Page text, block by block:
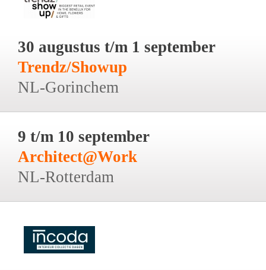
30 augustus t/m 1 september
Trendz/Showup
NL-Gorinchem
9 t/m 10 september
Architect@Work
NL-Rotterdam